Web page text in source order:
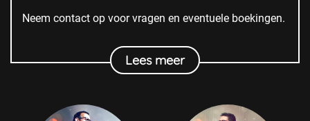
Neem contact op voor vragen en eventuele boekingen.
Lees meer